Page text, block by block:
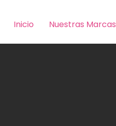
Inicio Nuestras Marcas